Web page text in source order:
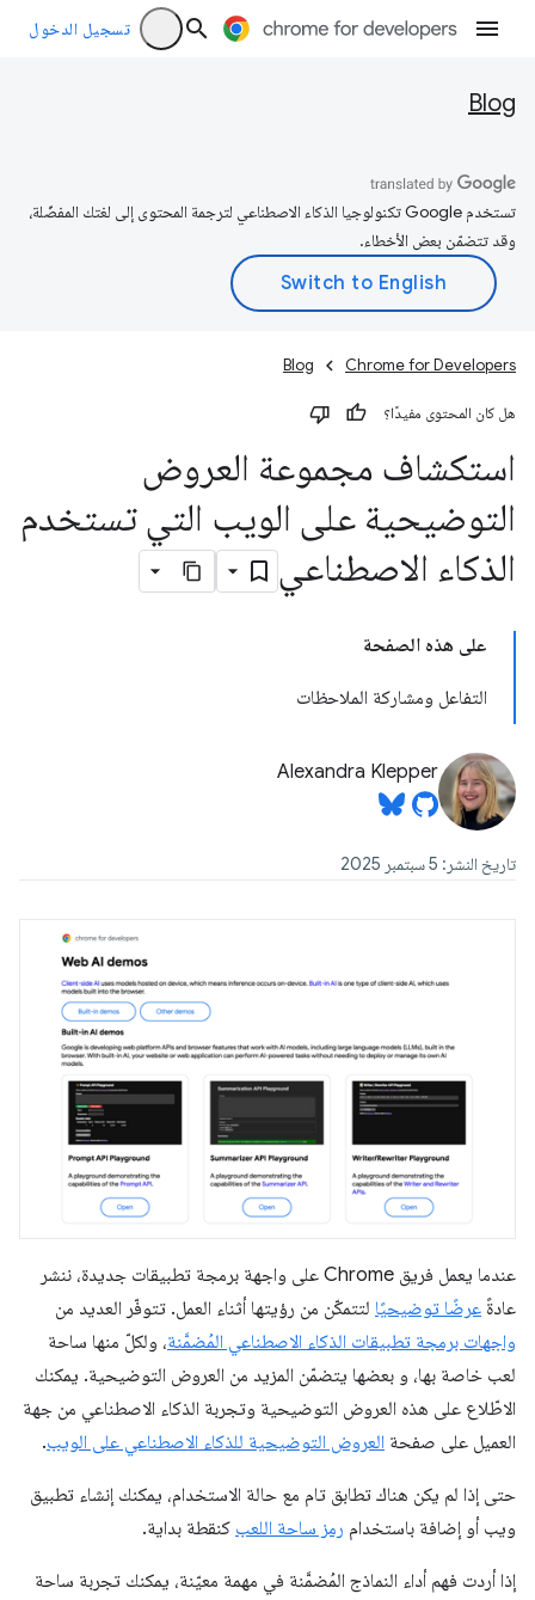
تسجيل الدخول
Blog
تستخدم Google تكنولوجيا الذكاء الاصطناعي لترجمة المحتوى إلى لغتك المفضّلة،
وقد تتضمّن بعض الأخطاء.
Chrome for Developers
Blog
هل كان المحتوى مفيدًا؟
استكشاف مجموعة العروض
التوضيحية على الويب التي تستخدم
الذكاء الاصطناعي
على هذه الصفحة
التفاعل ومشاركة الملاحظات
Alexandra Klepper
تاريخ النشر: 5 سبتمبر 2025
عندما يعمل فريق Chrome على واجهة برمجة تطبيقات جديدة، ننشر
عادةً عرضًا توضيحيًا لتتمكّن من رؤيتها أثناء العمل. تتوفّر العديد من
واجهات برمجة تطبيقات الذكاء الاصطناعي المُضمَّنة، ولكلّ منها ساحة
لعب خاصة بها، و بعضها يتضمّن المزيد من العروض التوضيحية. يمكنك
الاطّلاع على هذه العروض التوضيحية وتجربة الذكاء الاصطناعي من جهة
العميل على صفحة العروض التوضيحية للذكاء الاصطناعي على الويب.
حتى إذا لم يكن هناك تطابق تام مع حالة الاستخدام، يمكنك إنشاء تطبيق
ويب أو إضافة باستخدام رمز ساحة اللعب كنقطة بداية.
إذا أردت فهم أداء النماذج المُضمَّنة في مهمة معيّنة، يمكنك تجربة ساحة